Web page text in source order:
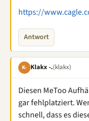
https://
Antwort
K- Klakx -.(klakx)
Diesen MeToo
gar fehlplatziert.
schnell, dass es